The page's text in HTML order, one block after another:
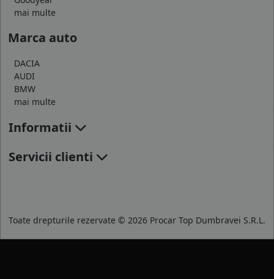
mai multe
Marca auto
DACIA
AUDI
BMW
mai multe
Informatii
Servicii clienti
Toate drepturile rezervate © 2026 Procar Top Dumbravei S.R.L.